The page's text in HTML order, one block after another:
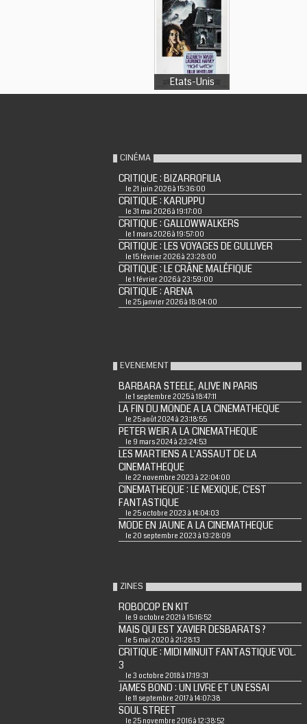
Etats-Unis
CINÉMA
CRITIQUE : BIZARROFILIA
le 21 juin 2026 à 15:36:00
CRITIQUE : KARUPPU
le 31 mai 2026 à 19:17:00
CRITIQUE : GALLOWWALKERS
le 1 mars 2026 à 19:57:00
CRITIQUE : LES VOYAGES DE GULLIVER
le 15 février 2026 à 23:28:00
CRITIQUE : LE CRÂNE MALÉFIQUE
le 1 février 2026 à 23:59:00
CRITIQUE : ARENA
le 25 janvier 2026 à 18:04:00
EVENEMENT
BARBARA STEELE, ALIVE IN PARIS
le 1 septembre 2025 à 18:47:11
LA FIN DU MONDE A LA CINEMATHEQUE
le 25 août 2024 à 23:18:55
PETER WEIR A LA CINEMATHEQUE
le 9 mars 2024 à 23:24:53
LES MARTIENS A L'ASSAUT DE LA
CINEMATHEQUE
le 22 novembre 2023 à 22:04:00
CINEMATHEQUE : LE MEXIQUE, C'EST
FANTASTIQUE
le 25 octobre 2023 à 14:04:03
MODE EN JAUNE A LA CINEMATHEQUE
le 20 septembre 2023 à 13:28:09
ZINES
ROBOCOP EN KIT
le 9 octobre 2021 à 15:16:52
MAIS QUI EST XAVIER DESBARATS ?
le 5 mai 2020 à 21:28:13
CRITIQUE : MIDI MINUIT FANTASTIQUE VOL.
3
le 3 octobre 2018 à 17:19:31
JAMES BOND : UN LIVRE ET UN ESSAI
le 11 septembre 2017 à 14:07:38
SOUL STREET
le 25 novembre 2016 à 12:38:52